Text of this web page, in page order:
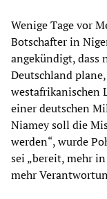
Wenige Tage vor
Botschafter in
angekündigt, dass
Deutschland
westafrikanischen
einer deutschen
Niamey soll die
werden“, wurde
sei „bereit, mehr
mehr